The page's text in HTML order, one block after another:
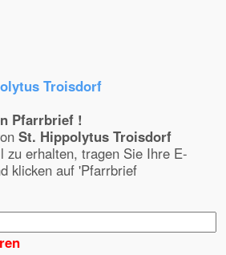
Troisdorf
Pfarrbrief !
St. Hippolytus Troisdorf
zu erhalten, tragen Sie Ihre E-
klicken auf 'Pfarrbrief